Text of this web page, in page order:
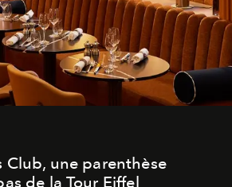
Club, une parenthèse
de la Tour Eiffel